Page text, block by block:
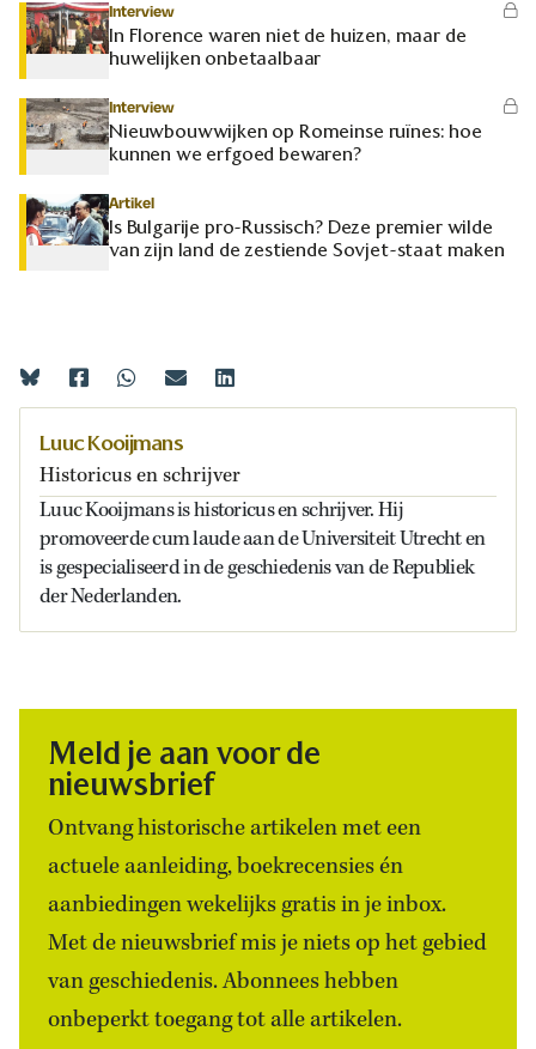
Interview
In Florence waren niet de huizen, maar de
huwelijken onbetaalbaar
Interview
Nieuwbouwwijken op Romeinse ruïnes: hoe
kunnen we erfgoed bewaren?
Artikel
Is Bulgarije pro-Russisch? Deze premier wilde
van zijn land de zestiende Sovjet-staat maken
Luuc Kooijmans
Historicus en schrijver
Luuc Kooijmans is historicus en schrijver. Hij
promoveerde cum laude aan de Universiteit Utrecht en
is gespecialiseerd in de geschiedenis van de Republiek
der Nederlanden.
Meld je aan voor de
nieuwsbrief
Ontvang historische artikelen met een
actuele aanleiding, boekrecensies én
aanbiedingen wekelijks gratis in je inbox.
Met de nieuwsbrief mis je niets op het gebied
van geschiedenis. Abonnees hebben
onbeperkt toegang tot alle artikelen.